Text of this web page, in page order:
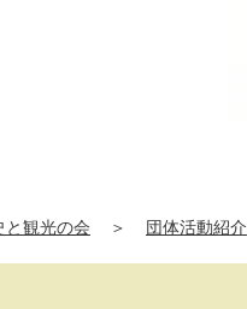
と観光の会 ＞ 団体活動紹介